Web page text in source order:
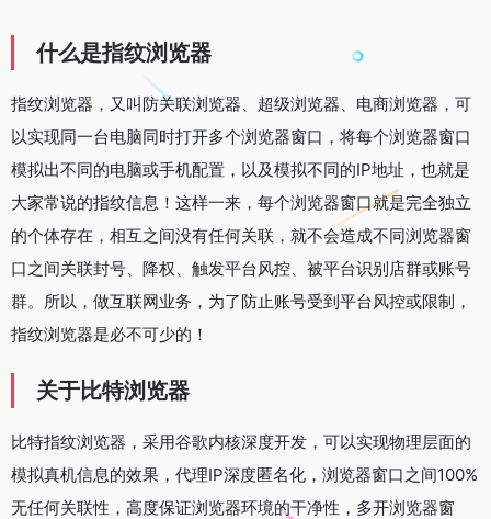
什么是指纹浏览器
指纹浏览器，又叫防关联浏览器、超级浏览器、电商浏览器，可
以实现同一台电脑同时打开多个浏览器窗口，将每个浏览器窗口
模拟出不同的电脑或手机配置，以及模拟不同的IP地址，也就是
大家常说的指纹信息！这样一来，每个浏览器窗口就是完全独立
的个体存在，相互之间没有任何关联，就不会造成不同浏览器窗
口之间关联封号、降权、触发平台风控、被平台识别店群或账号
群。所以，做互联网业务，为了防止账号受到平台风控或限制，
指纹浏览器是必不可少的！
关于比特浏览器
比特指纹浏览器，采用谷歌内核深度开发，可以实现物理层面的
模拟真机信息的效果，代理IP深度匿名化，浏览器窗口之间100%
无任何关联性，高度保证浏览器环境的干净性，多开浏览器窗